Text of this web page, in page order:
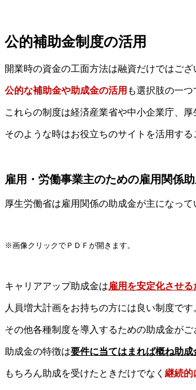
公的補助金制度の活用
開業時の資金の工面方法は融資だけではござ
公的な補助金や助成金の活用 も選択肢の一つ
これらの制度は経済産業省や中小企業庁、
そのような時はお役立ちのサイトを活用する
雇用・労働事業主のための雇用関係
厚生労働省は雇用関係の助成金が主になって
※画像クリックでＰＤＦが開きます。
キャリアアップ助成金は雇用を安定化させ
人員増大計画をお持ちの方には良い制度です
その他各種制度を導入するための助成金が
助成金の特徴は要件に当てはまれば概ね助成
もちろん助成を受けたときだけでなく 継続的